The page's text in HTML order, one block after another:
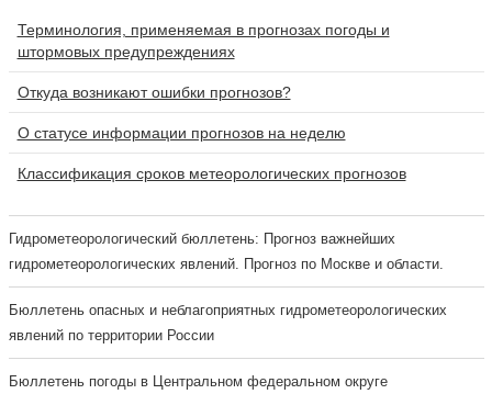
Терминология, применяемая в прогнозах погоды и
штормовых предупреждениях
Откуда возникают ошибки прогнозов?
О статусе информации прогнозов на неделю
Классификация сроков метеорологических прогнозов
Гидрометеорологический бюллетень: Прогноз важнейших
гидрометеорологических явлений. Прогноз по Москве и области.
Бюллетень опасных и неблагоприятных гидрометеорологических
явлений по территории России
Бюллетень погоды в Центральном федеральном округе